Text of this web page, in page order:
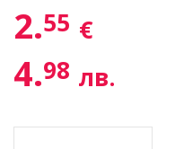
2.55 €
4.98 лв.